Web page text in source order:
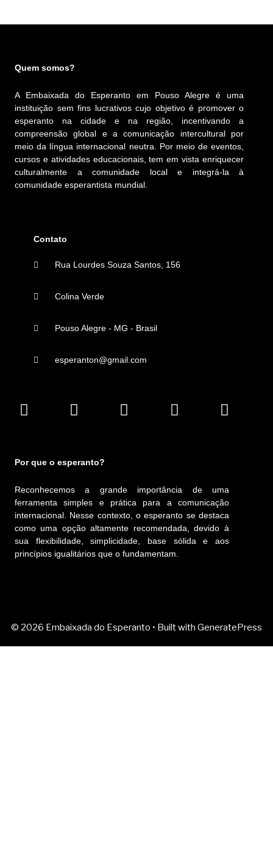
Quem somos?
A Embaixada do Esperanto em Pouso Alegre é uma
instituição sem fins lucrativos cujo objetivo é promover o
esperanto na cidade e na região, incentivando a
compreensão global e a comunicação intercultural por
meio da língua internacional neutra. Por meio de eventos,
cursos e atividades educacionais, tem em vista enriquecer
culturalmente a comunidade local e integrá-la à
comunidade esperantista mundial.
Contato
Rua Lourdes Souza Santos, 156
Colina Verde
Pouso Alegre - MG - Brasil
esperanton@gmail.com
Por que o esperanto?
Reconhecemos a grande importância de uma
ferramenta simples e prática para a comunicação
internacional. Nesse contexto, o esperanto se destaca
como uma opção altamente recomendada, devido à
sua flexibilidade, simplicidade, base sólida e aos
princípios igualitários que o fundamentam.
© 2026 Embaixada do Esperanto • Built with GeneratePress